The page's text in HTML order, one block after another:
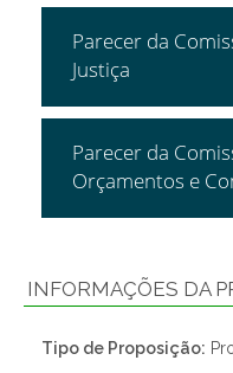
Parecer da
Justiça
Parecer da
Orçamentos e
INFORMAÇÕES DA
Tipo de Proposição: